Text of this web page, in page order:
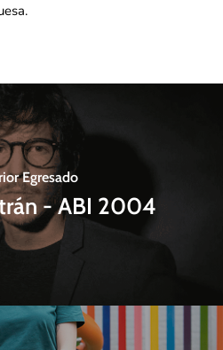
Egresado
- ABI 2004